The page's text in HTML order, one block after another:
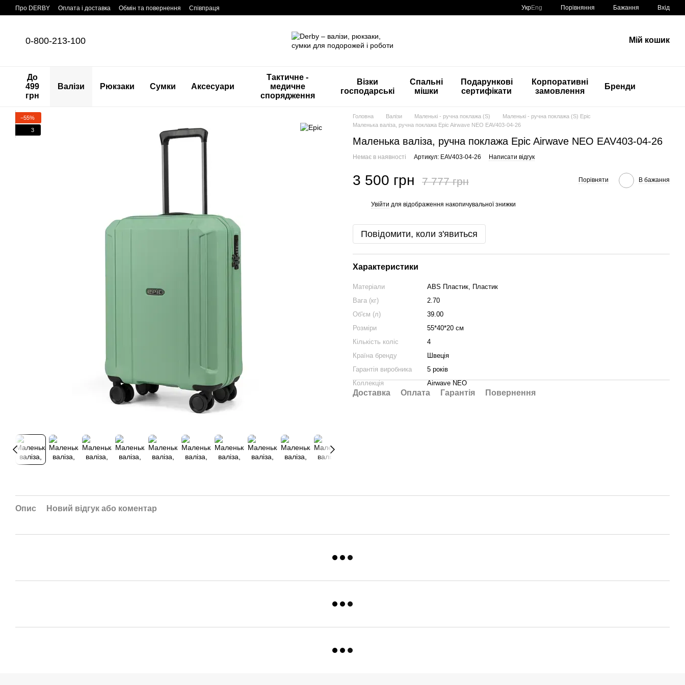
Перейти до основного контенту
Про DERBY Оплата і доставка Обмін та повернення Співпраця УкрEng Порівняння Бажання Вхід
0-800-213-100 Мій кошик
До
499
грн
Валізи Рюкзаки Сумки Аксесуари
Тактичне -
медичне
спорядження
Візки
господарські
Спальні
мішки
Подарункові
сертифікати
Корпоративні
замовлення
Бренди
−55%
3
Головна Валізи Маленькі - ручна поклажа (S)
Маленькі - ручна поклажа (S) Epic
Маленька валіза, ручна поклажа Epic Airwave NEO EAV403-04-26
Маленька валіза, ручна поклажа Epic Airwave NEO EAV403-04-26
Немає в наявності Артикул: EAV403-04-26 Написати відгук
3 500 грн 7 777 грн Порівняти В бажання
Увійти для відображення накопичувальної знижки
Повідомити, коли з'явиться
Характеристики
Матеріали
ABS Пластик, Пластик
Вага (кг)
2.70
Об'єм (л)
39.00
Розміри
55*40*20 см
Кількість коліс
4
Країна бренду
Швеція
Гарантія виробника
5 років
Коллекція
Airwave NEO
Доставка Оплата Гарантія Повернення
Опис Новий відгук або коментар